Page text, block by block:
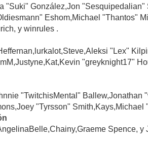
"Suki" González,Jon
Eshom,Michael "Thantos"
y winrules .
"Lex"
"greyknight17"
"TwitchisMental"
"Tyrsson"
Spence, y